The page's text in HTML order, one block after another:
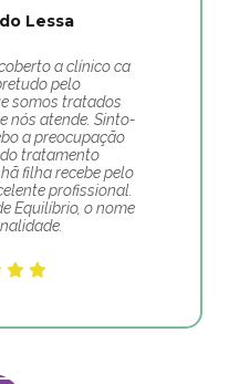
Lessa
a clínico ca
pelo
somos tratados
nós atende. Sinto-
a preocupação
tratamento
filha recebe pelo
profissional.
Equilíbrio, o nome